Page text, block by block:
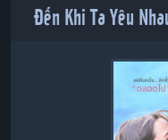
Đến Khi Ta Yêu